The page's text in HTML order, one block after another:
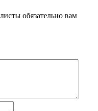
обязательно вам